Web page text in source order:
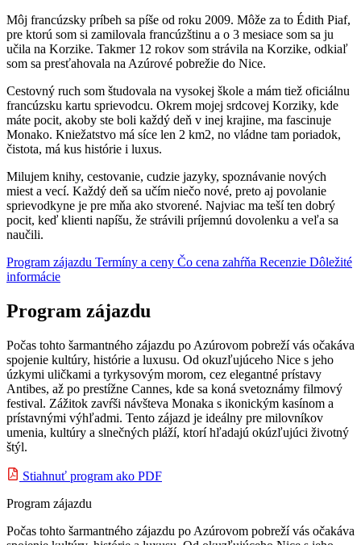
Môj francúzsky príbeh sa píše od roku 2009. Môže za to Édith Piaf,
pre ktorú som si zamilovala francúzštinu a o 3 mesiace som sa ju
učila na Korzike. Takmer 12 rokov som strávila na Korzike, odkiaľ
som sa presťahovala na Azúrové pobrežie do Nice.
Cestovný ruch som študovala na vysokej škole a mám tiež oficiálnu
francúzsku kartu sprievodcu. Okrem mojej srdcovej Korziky, kde
máte pocit, akoby ste boli každý deň v inej krajine, ma fascinuje
Monako. Kniežatstvo má síce len 2 km2, no vládne tam poriadok,
čistota, má kus histórie i luxus.
Milujem knihy, cestovanie, cudzie jazyky, spoznávanie nových
miest a vecí. Každý deň sa učím niečo nové, preto aj povolanie
sprievodkyne je pre mňa ako stvorené. Najviac ma teší ten dobrý
pocit, keď klienti napíšu, že strávili príjemnú dovolenku a veľa sa
naučili.
Program zájazdu Termíny a ceny Čo cena zahŕňa Recenzie Dôležité
informácie
Program zájazdu
Počas tohto šarmantného zájazdu po Azúrovom pobreží vás očakáva
spojenie kultúry, histórie a luxusu. Od okuzľujúceho Nice s jeho
úzkymi uličkami a tyrkysovým morom, cez elegantné prístavy
Antibes, až po prestížne Cannes, kde sa koná svetoznámy filmový
festival. Zážitok zavŕši návšteva Monaka s ikonickým kasínom a
prístavnými výhľadmi. Tento zájazd je ideálny pre milovníkov
umenia, kultúry a slnečných pláží, ktorí hľadajú okúzľujúci životný
štýl.
Stiahnuť program ako PDF
Program zájazdu
Počas tohto šarmantného zájazdu po Azúrovom pobreží vás očakáva